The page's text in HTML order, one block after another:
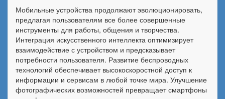
Мобильные устройства продолжают эволюционировать,
предлагая пользователям все более совершенные
инструменты для работы, общения и творчества.
Интеграция искусственного интеллекта оптимизирует
взаимодействие с устройством и предсказывает
потребности пользователя. Развитие беспроводных
технологий обеспечивает высокоскоростной доступ к
информации и сервисам в любой точке мира. Улучшение
фотографических возможностей превращает смартфоны